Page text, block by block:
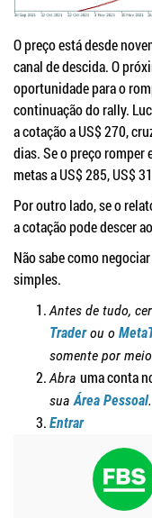
O preço está desde
canal de descida. O
oportunidade para o
continuação do rally.
a cotação a US$ 270,
dias. Se o preço romper
metas a US$ 285, US$
Por outro lado, se o
a cotação pode descer
Não sabe como
simples.
Antes de tudo,
Trader ou o
somente por
Abra uma conta
suaÁrea Pessoal.
Entrar